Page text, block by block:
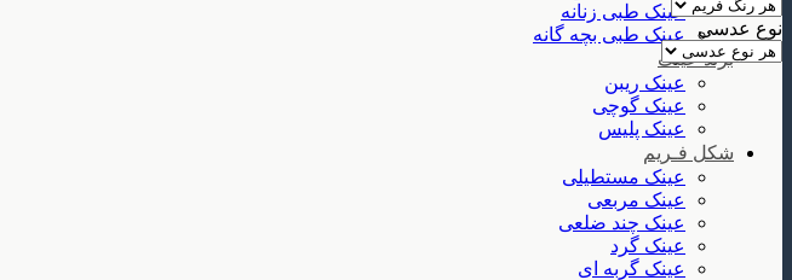
عینک طبی زنانه
عینک طبی بچه گانه
برند عینک
عینک ریبن
عینک گوچی
عینک پلیس
شکل فـریم
عینک مستطیلی
عینک مربعی
عینک چند ضلعی
عینک گرد
عینک گربه ای
نوع عدسی